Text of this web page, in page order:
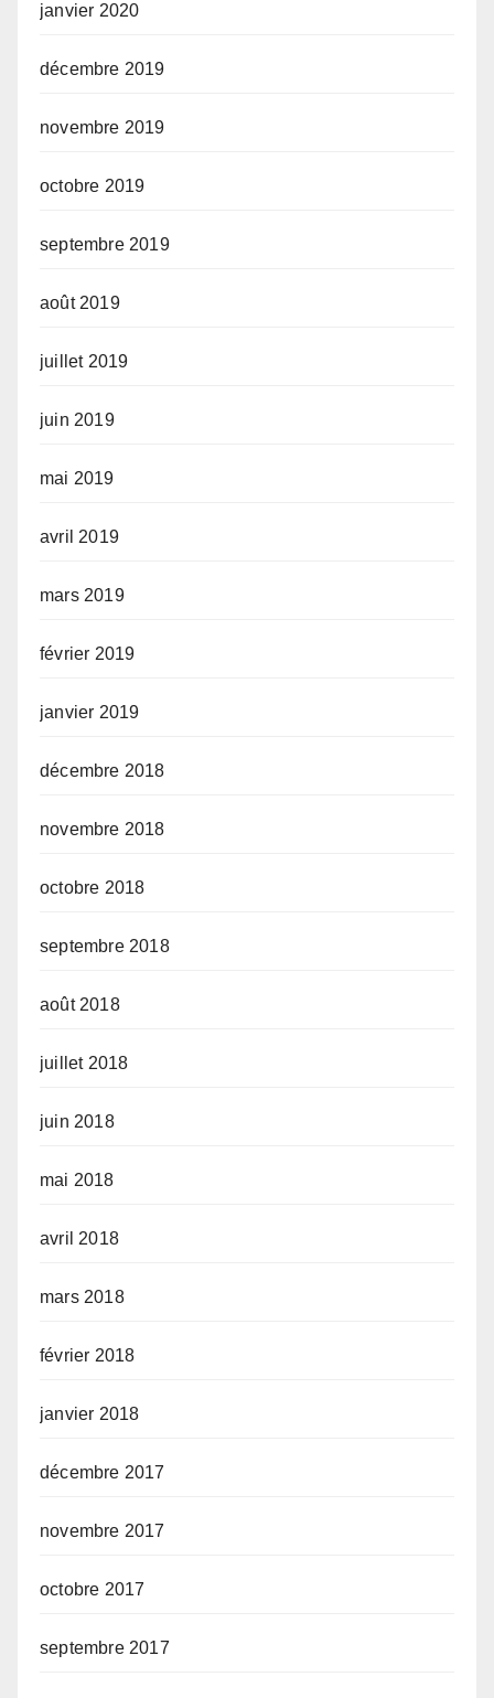
janvier 2020
décembre 2019
novembre 2019
octobre 2019
septembre 2019
août 2019
juillet 2019
juin 2019
mai 2019
avril 2019
mars 2019
février 2019
janvier 2019
décembre 2018
novembre 2018
octobre 2018
septembre 2018
août 2018
juillet 2018
juin 2018
mai 2018
avril 2018
mars 2018
février 2018
janvier 2018
décembre 2017
novembre 2017
octobre 2017
septembre 2017